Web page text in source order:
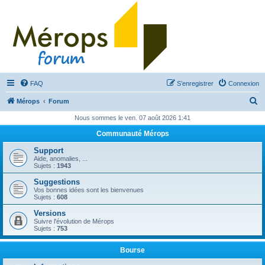
FAQ Connexion
S’enregistrer
Mérops Forum
h
r
Nous sommes le ven. 07 août 2026 1:41
Communauté Mérops
Support
Aide, anomalies, ...
Sujets : 1943
Suggestions
Vos bonnes idées sont les bienvenues
Sujets : 608
Versions
Suivre l'évolution de Mérops
Sujets : 753
Bourse